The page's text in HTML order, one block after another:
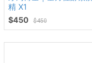
精 X1
$450
$450